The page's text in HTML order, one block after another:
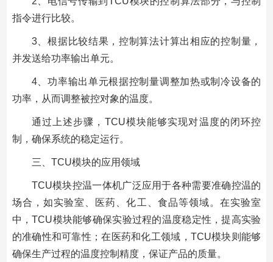
指令进行比较。
3、根据比较结果，控制算法计算出相应的控制量，
并发送给功率输出单元。
4、功率输出单元根据控制量调整加热或制冷设备的
功率，从而调整被控对象的温度。
通过上述步骤，TCU模块能够实现对温度的闭环控
制，确保系统的稳定运行。
三、TCU模块的应用领域
TCU模块控温一体机广泛应用于各种需要准确控温的
场合，如实验室、医药、化工、食品等领域。在实验室
中，TCU模块能够确保实验过程的温度稳定性，提高实验
的准确性和可靠性；在医药和化工领域，TCU模块则能够
确保生产过程的温度控制精度，保证产品的质量。